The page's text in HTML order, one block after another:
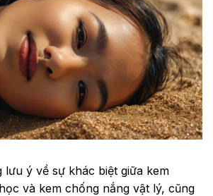
lưu ý về sự khác biệt giữa kem
và kem chống nắng vật lý, cũng